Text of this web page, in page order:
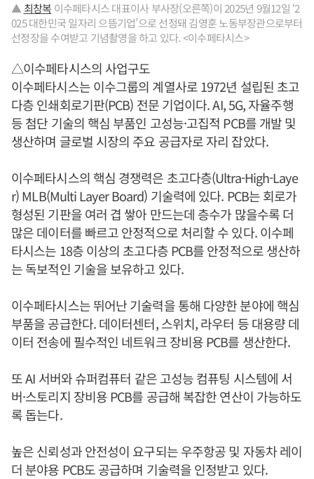
▲ 최창복 이수페타시스 대표이사 부사장(오른쪽)이 2025년 9월12일 ‘2
025 대한민국 일자리 으뜸기업’으로 선정돼 김영훈 노동부장관으로부터
선정장을 수여받고 기념촬영을 하고 있다. <이수페타시스>
△이수페타시스의 사업구도
이수페타시스는 이수그룹의 계열사로 1972년 설립된 초고
다층 인쇄회로기판(PCB) 전문 기업이다. AI, 5G, 자율주행
등 첨단 기술의 핵심 부품인 고성능·고집적 PCB를 개발 및
생산하며 글로벌 시장의 주요 공급자로 자리 잡았다.
이수페타시스의 핵심 경쟁력은 초고다층(Ultra-High-Laye
r) MLB(Multi Layer Board) 기술력에 있다. PCB는 회로가
형성된 기판을 여러 겹 쌓아 만드는데 층수가 많을수록 더
많은 데이터를 빠르고 안정적으로 처리할 수 있다. 이수페
타시스는 18층 이상의 초고다층 PCB를 안정적으로 생산하
는 독보적인 기술을 보유하고 있다.
이수페타시스는 뛰어난 기술력을 통해 다양한 분야에 핵심
부품을 공급한다. 데이터센터, 스위치, 라우터 등 대용량 데
이터 전송에 필수적인 네트워크 장비용 PCB를 생산한다.
또 AI 서버와 슈퍼컴퓨터 같은 고성능 컴퓨팅 시스템에 서
버·스토리지 장비용 PCB를 공급해 복잡한 연산이 가능하도
록 돕는다.
높은 신뢰성과 안전성이 요구되는 우주항공 및 자동차 레이
더 분야용 PCB도 공급하며 기술력을 인정받고 있다.